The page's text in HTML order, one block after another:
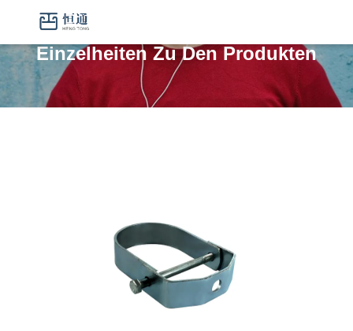
Einzelheiten Zu Den Produkten